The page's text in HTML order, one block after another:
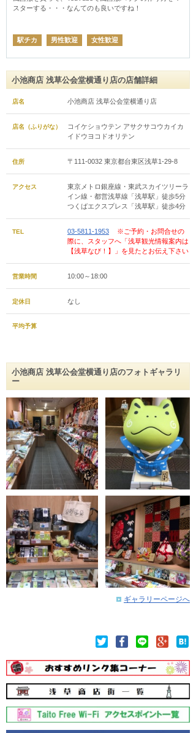
スターする・・・なんてのも良いですね！
駅チカ 男性歓迎 女性歓迎
小池商店 浅草公会堂横通り店の店舗詳細
店名 小池商店 浅草公会堂横通り店
店名（ふりがな）
コイケショウテン アサクサコウカイカ
イドウヨコドオリテン
住所 〒111-0032 東京都台東区浅草1-29-8
アクセス
東京メトロ銀座線・東武スカイツリーラ
イン線・都営浅草線「浅草駅」徒歩5分
つくばエクスプレス「浅草駅」徒歩4分
TEL 03-5811-1953
※ご予約・お問合せの
際に、スタッフへ「浅草観光情報案内は
【浅草なび！】」を見たとお伝え下さい
営業時間 10:00～18:00
定休日 なし
平均予算
小池商店 浅草公会堂横通り店のフォトギャラリ
ー
ギャラリーページへ